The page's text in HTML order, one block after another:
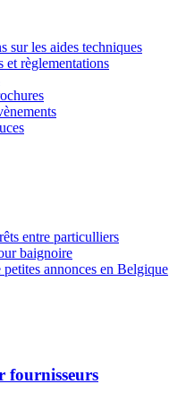
sur les aides techniques
et règlementations
entre particulliers
baignoire
petites annonces en Belgique
fournisseurs